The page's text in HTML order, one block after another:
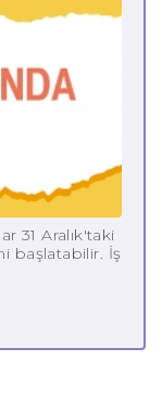
31 Aralık'taki
başlatabilir. İş